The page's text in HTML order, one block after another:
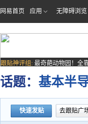
网易首页 应用 无障碍浏览
跟贴神评组: 最奇葩动物园！全
场子
话题： 基本半
快速发贴 去跟贴广